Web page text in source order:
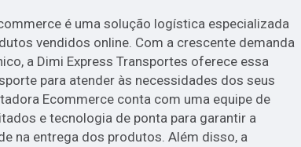
é uma solução logística especializada
vendidos online. Com a crescente demanda
a Dimi Express Transportes oferece essa
para atender às necessidades dos seus
Ecommerce conta com uma equipe de
e tecnologia de ponta para garantir a
na entrega dos produtos. Além disso, a